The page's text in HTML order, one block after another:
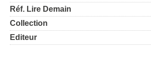
Réf. Lire Demain
Collection
Editeur